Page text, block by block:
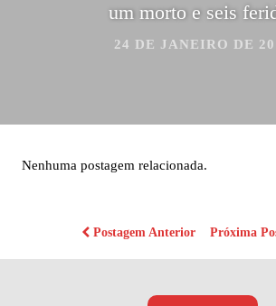
um morto e seis
24 DE JANEIRO DE
Nenhuma postagem relacionada.
Postagem Anterior Próxima